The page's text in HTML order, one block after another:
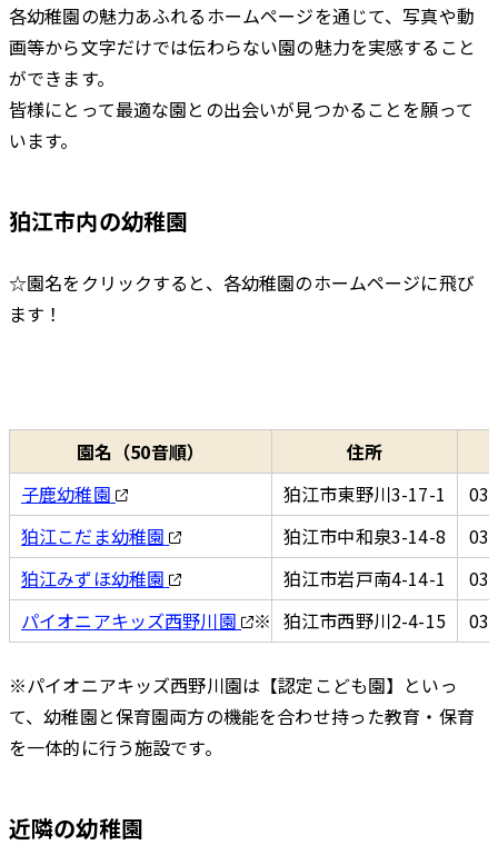
各幼稚園の魅力あふれるホームページを通じて、写真や動
画等から文字だけでは伝わらない園の魅力を実感すること
ができます。
皆様にとって最適な園との出会いが見つかることを願って
います。
狛江市内の幼稚園
☆園名をクリックすると、各幼稚園のホームページに飛び
ます！
園名（50音順）
住所
子鹿幼稚園
狛江市東野川3-17-1
狛江こだま幼稚園
狛江市中和泉3-14-8
狛江みずほ幼稚園
狛江市岩戸南4-14-1
パイオニアキッズ西野川園
※ 狛江市西野川2-4-15
※パイオニアキッズ西野川園は【認定こども園】といっ
て、幼稚園と保育園両方の機能を合わせ持った教育・保育
を一体的に行う施設です。
近隣の幼稚園